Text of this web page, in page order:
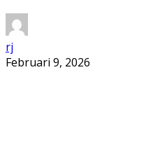
rj
Februari 9, 2026